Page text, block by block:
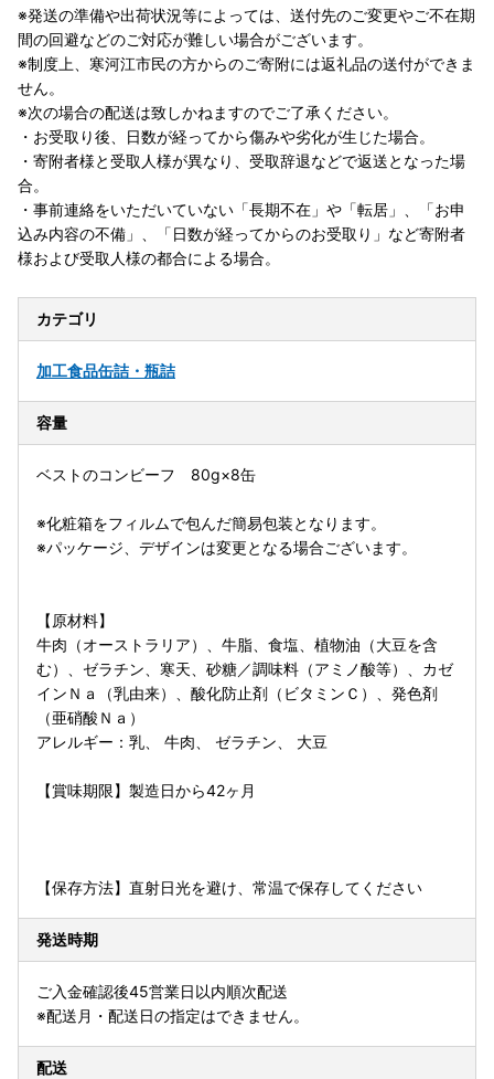
※発送の準備や出荷状況等によっては、送付先のご変更やご不在期
間の回避などのご対応が難しい場合がございます。
※制度上、寒河江市民の方からのご寄附には返礼品の送付ができま
せん。
※次の場合の配送は致しかねますのでご了承ください。
・お受取り後、日数が経ってから傷みや劣化が生じた場合。
・寄附者様と受取人様が異なり、受取辞退などで返送となった場
合。
・事前連絡をいただいていない「長期不在」や「転居」、「お申
込み内容の不備」、「日数が経ってからのお受取り」など寄附者
様および受取人様の都合による場合。
カテゴリ
加工食品缶詰・瓶詰
容量
ベストのコンビーフ 80g×8缶
※化粧箱をフィルムで包んだ簡易包装となります。
※パッケージ、デザインは変更となる場合ございます。
【原材料】
牛肉（オーストラリア）、牛脂、食塩、植物油（大豆を含
む）、ゼラチン、寒天、砂糖／調味料（アミノ酸等）、カゼ
インＮａ（乳由来）、酸化防止剤（ビタミンＣ）、発色剤
（亜硝酸Ｎａ）
アレルギー：乳、 牛肉、 ゼラチン、 大豆
【賞味期限】製造日から42ヶ月
【保存方法】直射日光を避け、常温で保存してください
発送時期
ご入金確認後45営業日以内順次配送
※配送月・配送日の指定はできません。
配送